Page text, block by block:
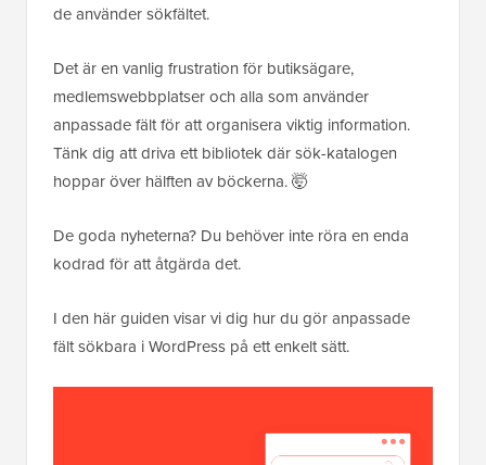
de använder sökfältet.
Det är en vanlig frustration för butiksägare,
medlemswebbplatser och alla som använder
anpassade fält för att organisera viktig information.
Tänk dig att driva ett bibliotek där sök-katalogen
hoppar över hälften av böckerna. 🤯
De goda nyheterna? Du behöver inte röra en enda
kodrad för att åtgärda det.
I den här guiden visar vi dig hur du gör anpassade
fält sökbara i WordPress på ett enkelt sätt.